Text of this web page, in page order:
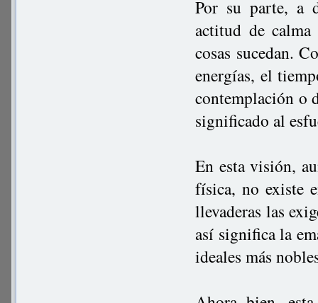
Por su parte, a
actitud de
cosas sucedan.
energías, el
contemplación o
significado al
En esta visión,
física, no existe
llevaderas las
así significa la
ideales más